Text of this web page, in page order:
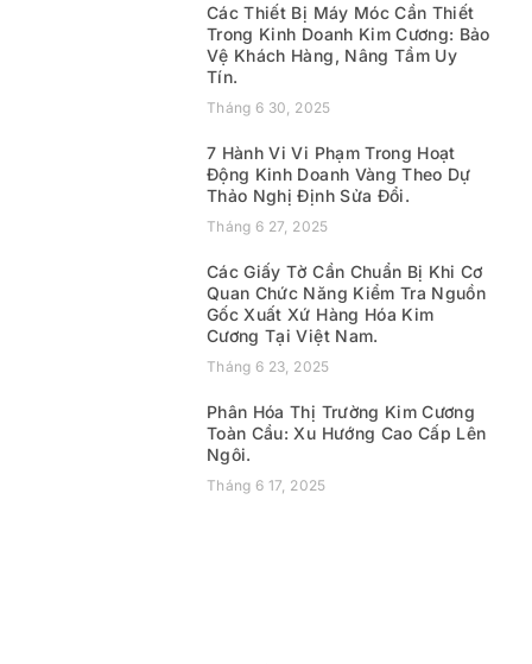
Các Thiết Bị Máy Móc Cần Thiết
Trong Kinh Doanh Kim Cương: Bảo
Vệ Khách Hàng, Nâng Tầm Uy
Tín.
Tháng 6 30, 2025
7 Hành Vi Vi Phạm Trong Hoạt
Động Kinh Doanh Vàng Theo Dự
Thảo Nghị Định Sửa Đổi.
Tháng 6 27, 2025
Các Giấy Tờ Cần Chuẩn Bị Khi Cơ
Quan Chức Năng Kiểm Tra Nguồn
Gốc Xuất Xứ Hàng Hóa Kim
Cương Tại Việt Nam.
Tháng 6 23, 2025
Phân Hóa Thị Trường Kim Cương
Toàn Cầu: Xu Hướng Cao Cấp Lên
Ngôi.
Tháng 6 17, 2025